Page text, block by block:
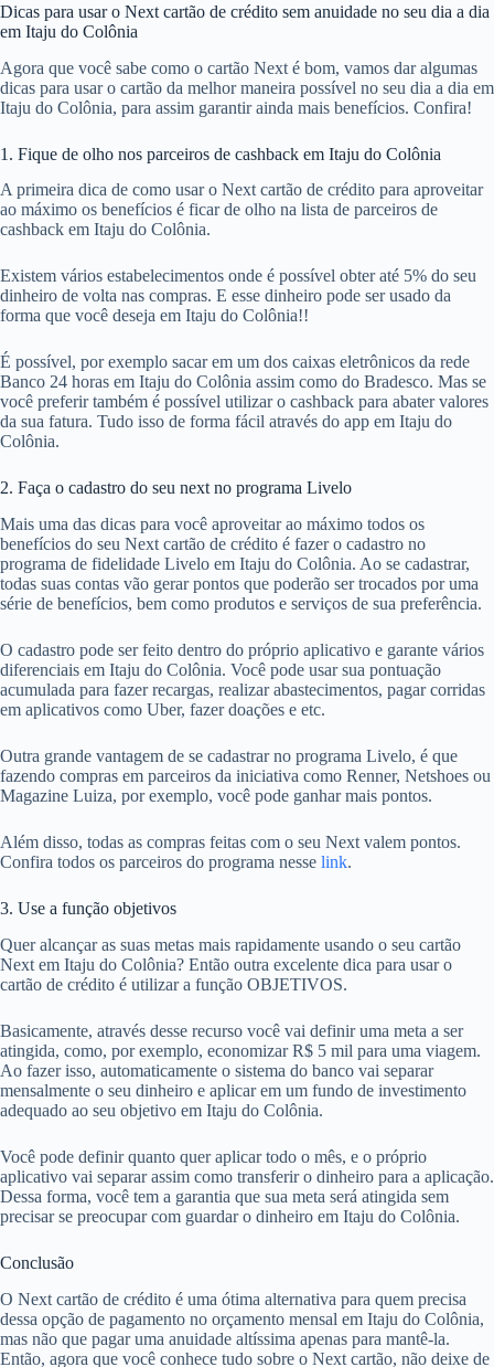
Dicas para usar o Next cartão de crédito sem anuidade no seu dia a dia
em Itaju do Colônia
Agora que você sabe como o cartão Next é bom, vamos dar algumas
dicas para usar o cartão da melhor maneira possível no seu dia a dia em
Itaju do Colônia, para assim garantir ainda mais benefícios. Confira!
1. Fique de olho nos parceiros de cashback em Itaju do Colônia
A primeira dica de como usar o Next cartão de crédito para aproveitar
ao máximo os benefícios é ficar de olho na lista de parceiros de
cashback em Itaju do Colônia.
Existem vários estabelecimentos onde é possível obter até 5% do seu
dinheiro de volta nas compras. E esse dinheiro pode ser usado da
forma que você deseja em Itaju do Colônia!!
É possível, por exemplo sacar em um dos caixas eletrônicos da rede
Banco 24 horas em Itaju do Colônia assim como do Bradesco. Mas se
você preferir também é possível utilizar o cashback para abater valores
da sua fatura. Tudo isso de forma fácil através do app em Itaju do
Colônia.
2. Faça o cadastro do seu next no programa Livelo
Mais uma das dicas para você aproveitar ao máximo todos os
benefícios do seu Next cartão de crédito é fazer o cadastro no
programa de fidelidade Livelo em Itaju do Colônia. Ao se cadastrar,
todas suas contas vão gerar pontos que poderão ser trocados por uma
série de benefícios, bem como produtos e serviços de sua preferência.
O cadastro pode ser feito dentro do próprio aplicativo e garante vários
diferenciais em Itaju do Colônia. Você pode usar sua pontuação
acumulada para fazer recargas, realizar abastecimentos, pagar corridas
em aplicativos como Uber, fazer doações e etc.
Outra grande vantagem de se cadastrar no programa Livelo, é que
fazendo compras em parceiros da iniciativa como Renner, Netshoes ou
Magazine Luiza, por exemplo, você pode ganhar mais pontos.
Além disso, todas as compras feitas com o seu Next valem pontos.
Confira todos os parceiros do programa nesse link.
3. Use a função objetivos
Quer alcançar as suas metas mais rapidamente usando o seu cartão
Next em Itaju do Colônia? Então outra excelente dica para usar o
cartão de crédito é utilizar a função OBJETIVOS.
Basicamente, através desse recurso você vai definir uma meta a ser
atingida, como, por exemplo, economizar R$ 5 mil para uma viagem.
Ao fazer isso, automaticamente o sistema do banco vai separar
mensalmente o seu dinheiro e aplicar em um fundo de investimento
adequado ao seu objetivo em Itaju do Colônia.
Você pode definir quanto quer aplicar todo o mês, e o próprio
aplicativo vai separar assim como transferir o dinheiro para a aplicação.
Dessa forma, você tem a garantia que sua meta será atingida sem
precisar se preocupar com guardar o dinheiro em Itaju do Colônia.
Conclusão
O Next cartão de crédito é uma ótima alternativa para quem precisa
dessa opção de pagamento no orçamento mensal em Itaju do Colônia,
mas não que pagar uma anuidade altíssima apenas para mantê-la.
Então, agora que você conhece tudo sobre o Next cartão, não deixe de